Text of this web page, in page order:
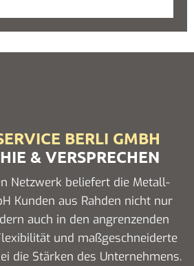
BERLI GMBH
& VERSPRECHEN
Netzwerk beliefert die Metall-
Kunden aus Rahden nicht nur
auch in den angrenzenden
und maßgeschneiderte
die Stärken des Unternehmens.